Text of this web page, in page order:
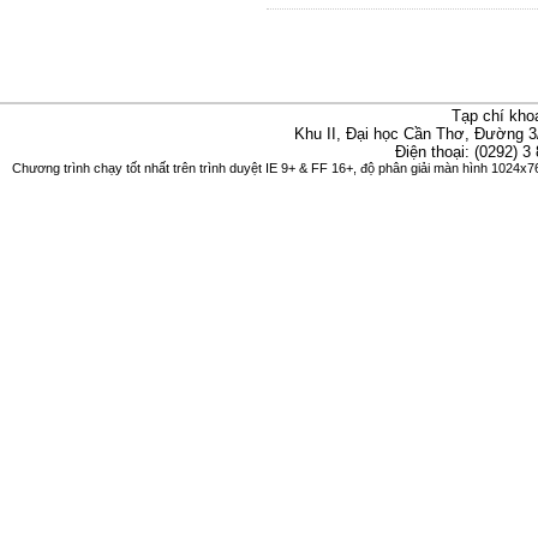
Tạp chí
Khu II, Đại học Cần Thơ, Đường
Điện thoại: (0292)
Chương trình chạy tốt nhất trên trình duyệt IE 9+ & FF 16+, độ phân giải màn hình